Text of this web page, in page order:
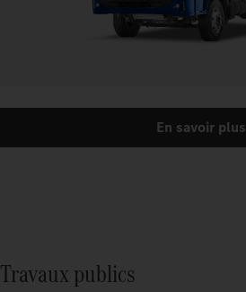
En savoir plus
Travaux publics